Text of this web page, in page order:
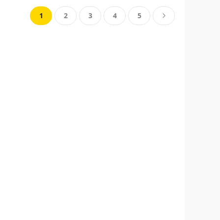
SeiteSie lesen gerade Seite
1
Seite
2
Seite
3
Seite
4
Seite
5
Seite
Weiter